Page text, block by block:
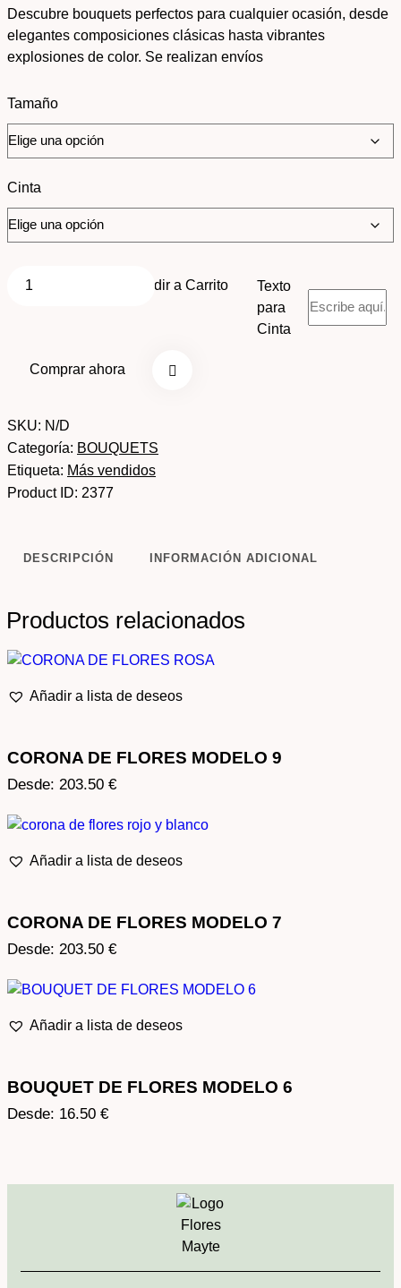
Descubre bouquets perfectos para cualquier ocasión, desde
elegantes composiciones clásicas hasta vibrantes
explosiones de color. Se realizan envíos
Tamaño
Cinta
Añadir a Carrito
Texto
para
Cinta
Comprar ahora
SKU: N/D
Categoría: BOUQUETS
Etiqueta: Más vendidos
Product ID: 2377
DESCRIPCIÓN INFORMACIÓN ADICIONAL
Productos relacionados
Añadir a lista de deseos
CORONA DE FLORES MODELO 9
Desde: 203.50 €
Añadir a lista de deseos
CORONA DE FLORES MODELO 7
Desde: 203.50 €
Añadir a lista de deseos
BOUQUET DE FLORES MODELO 6
Desde: 16.50 €